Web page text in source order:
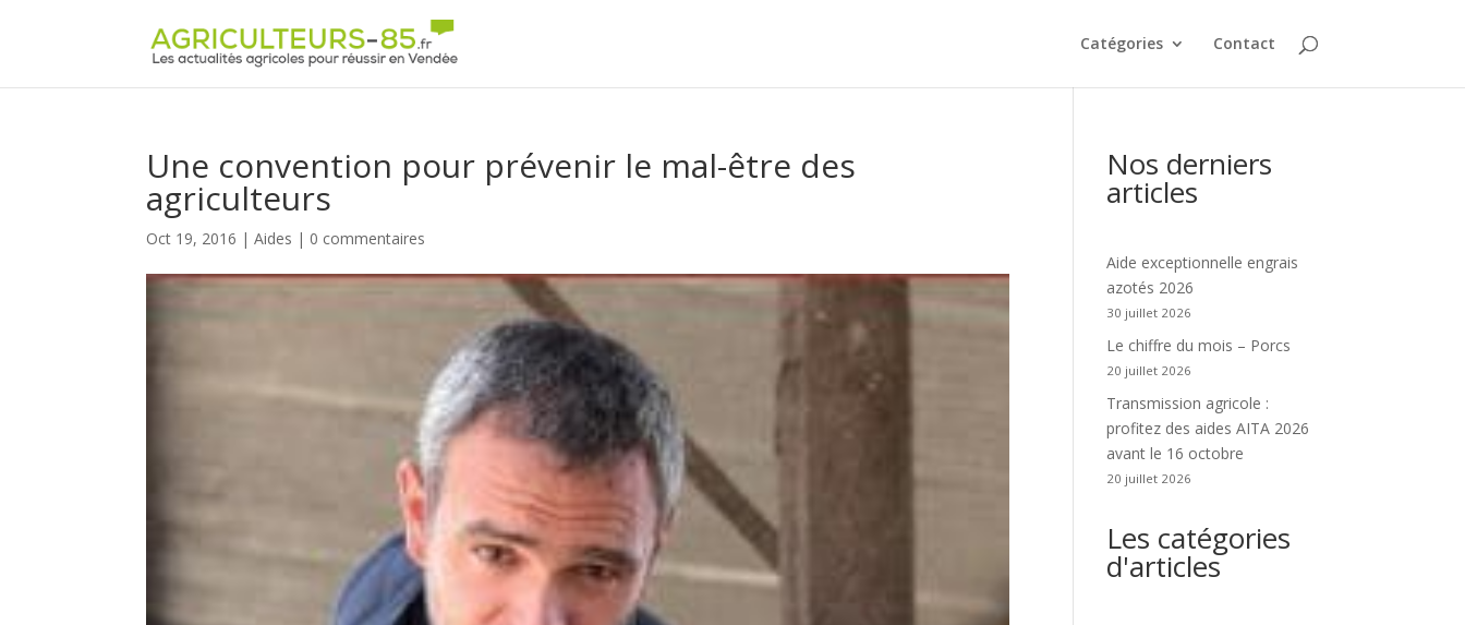
Catégories Contact
Une convention pour prévenir le mal-être des
agriculteurs
Oct 19, 2016 |Aides | 0 commentaires
Nos derniers
articles
Aide exceptionnelle engrais
azotés 2026
30 juillet 2026
Le chiffre du mois – Porcs
20 juillet 2026
Transmission agricole :
profitez des aides AITA 2026
avant le 16 octobre
20 juillet 2026
Les catégories
d'articles